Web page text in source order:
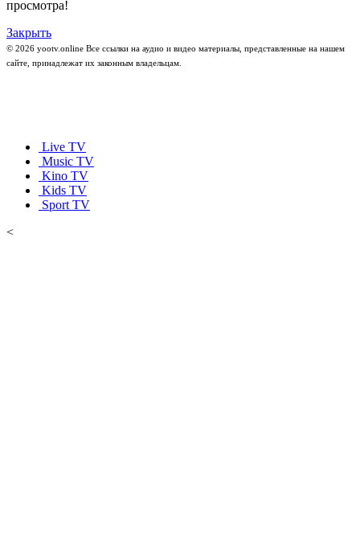
просмотра!
Закрыть
© 2026 yootv.online Все ссылки на аудио и видео материалы, представленные на нашем
сайте, принадлежат их законным владельцам.
Live TV
Music TV
Kino TV
Kids TV
Sport TV
<